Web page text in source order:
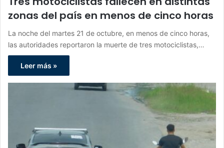
zonas del país en menos de cinco horas
La noche del martes 21 de octubre, en menos de cinco horas,
las autoridades reportaron la muerte de tres motociclistas,…
Leer más »